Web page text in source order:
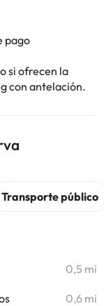
pago
si ofrecen la
con antelación.
0,5 mi
0,6 mi